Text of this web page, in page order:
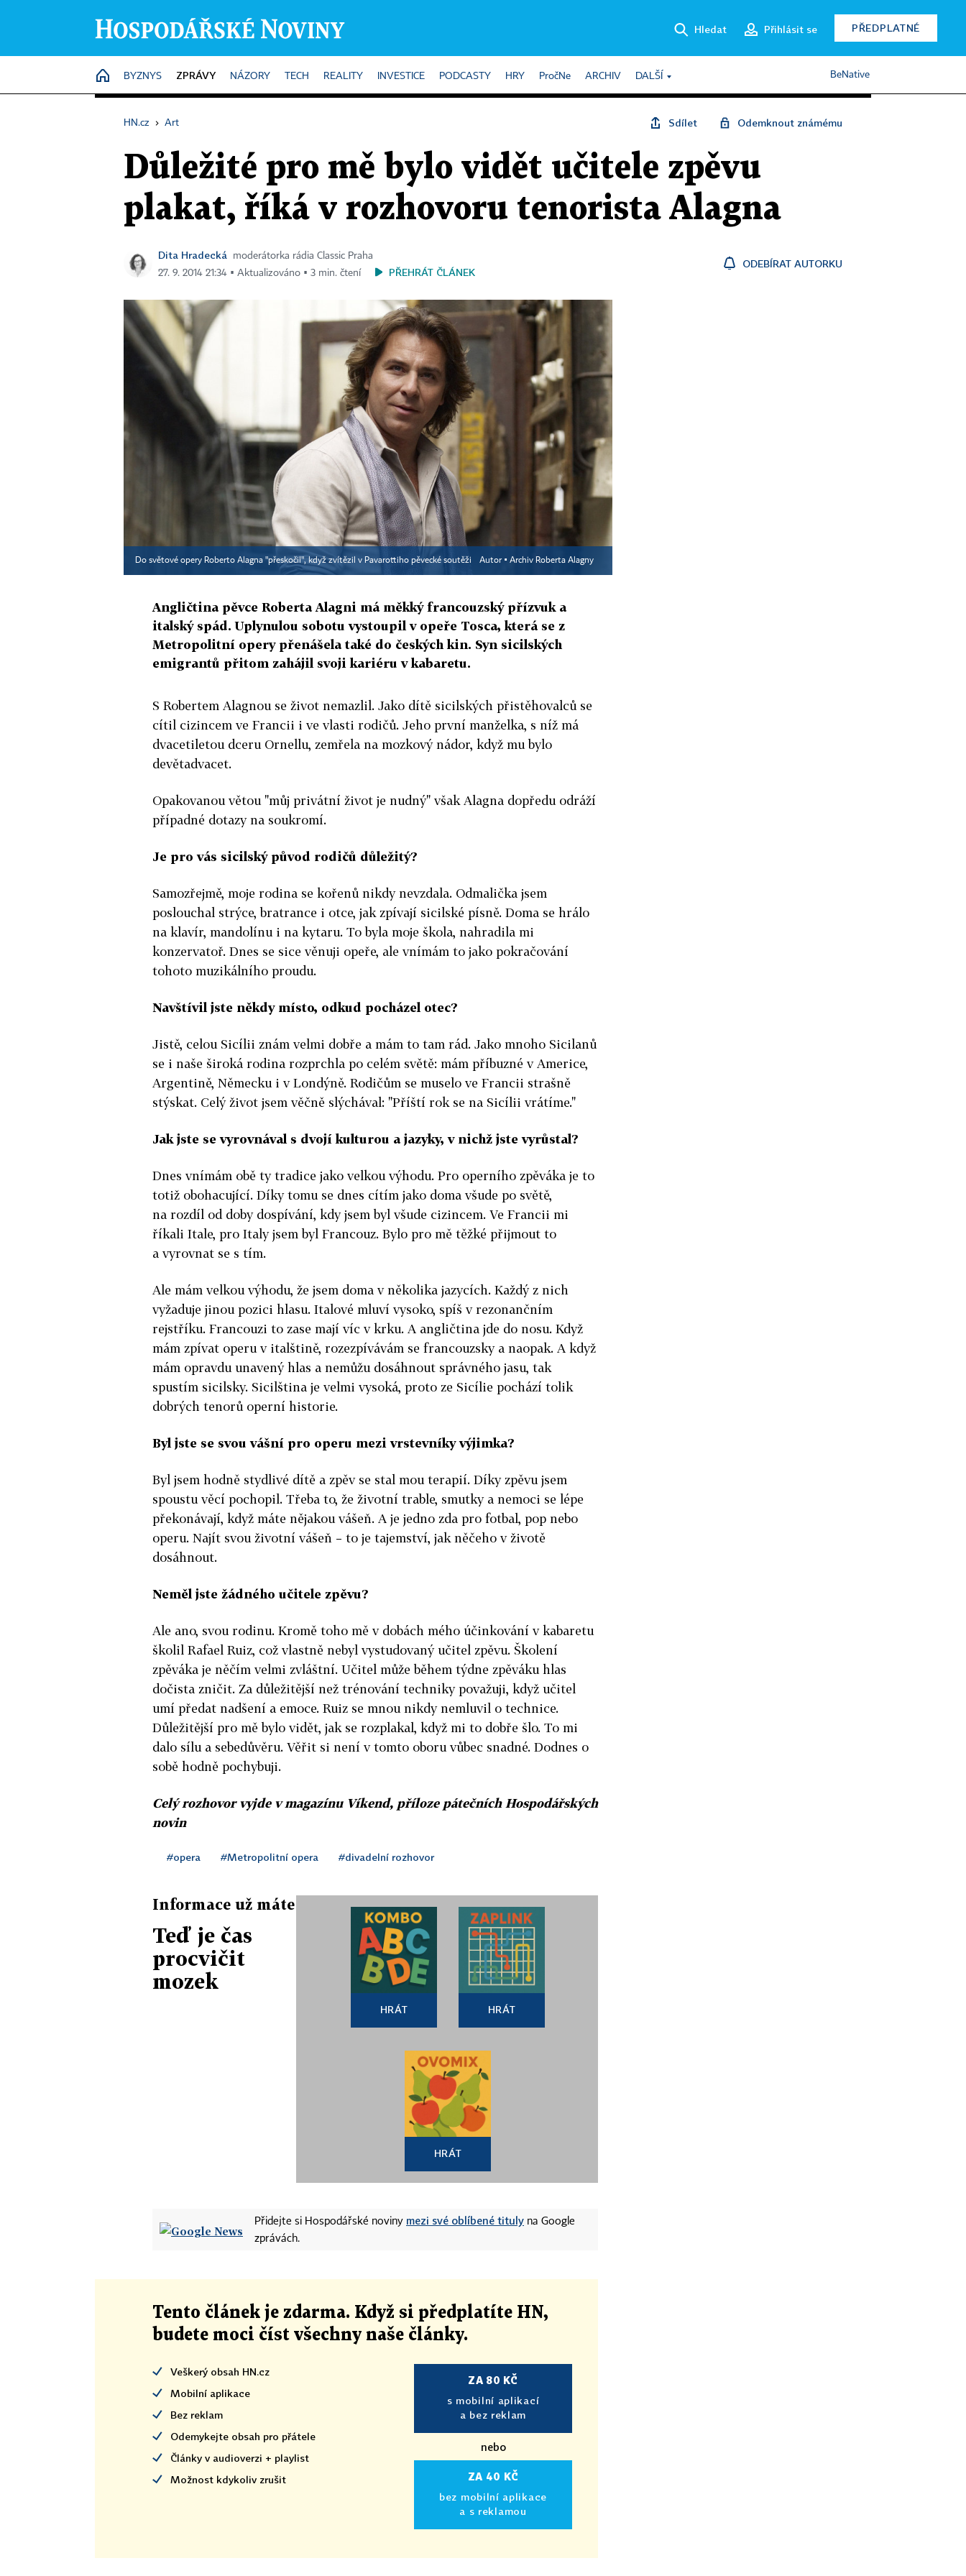
Hledat Přihlásit se PŘEDPLATNÉ
HOME
BYZNYS ZPRÁVY NÁZORY TECH REALITY INVESTICE PODCASTY HRY PročNe ARCHIV DALŠÍ BeNative
HN.cz › Art Sdílet Odemknout známému
Důležité pro mě bylo vidět učitele zpěvu
plakat, říká v rozhovoru tenorista Alagna
Dita Hradecká
moderátorka rádia Classic Praha
27. 9. 2014 21:34 ▪ Aktualizováno ▪ 3 min. čtení
PŘEHRÁT ČLÁNEK
ODEBÍRAT AUTORKU
Do světové opery Roberto Alagna "přeskočil", když zvítězil v Pavarottiho pěvecké soutěži Autor ▪ Archiv Roberta Alagny
Angličtina pěvce Roberta Alagni má měkký francouzský přízvuk a
italský spád. Uplynulou sobotu vystoupil v opeře Tosca, která se z
Metropolitní opery přenášela také do českých kin. Syn sicilských
emigrantů přitom zahájil svoji kariéru v kabaretu.
S Robertem Alagnou se život nemazlil. Jako dítě sicilských přistěhovalců se
cítil cizincem ve Francii i ve vlasti rodičů. Jeho první manželka, s níž má
dvacetiletou dceru Ornellu, zemřela na mozkový nádor, když mu bylo
devětadvacet.
Opakovanou větou "můj privátní život je nudný" však Alagna dopředu odráží
případné dotazy na soukromí.
Je pro vás sicilský původ rodičů důležitý?
Samozřejmě, moje rodina se kořenů nikdy nevzdala. Odmalička jsem
poslouchal strýce, bratrance i otce, jak zpívají sicilské písně. Doma se hrálo
na klavír, mandolínu i na kytaru. To byla moje škola, nahradila mi
konzervatoř. Dnes se sice věnuji opeře, ale vnímám to jako pokračování
tohoto muzikálního proudu.
Navštívil jste někdy místo, odkud pocházel otec?
Jistě, celou Sicílii znám velmi dobře a mám to tam rád. Jako mnoho Sicilanů
se i naše široká rodina rozprchla po celém světě: mám příbuzné v Americe,
Argentině, Německu i v Londýně. Rodičům se muselo ve Francii strašně
stýskat. Celý život jsem věčně slýchával: "Příští rok se na Sicílii vrátíme."
Jak jste se vyrovnával s dvojí kulturou a jazyky, v nichž jste vyrůstal?
Dnes vnímám obě ty tradice jako velkou výhodu. Pro operního zpěváka je to
totiž obohacující. Díky tomu se dnes cítím jako doma všude po světě,
na rozdíl od doby dospívání, kdy jsem byl všude cizincem. Ve Francii mi
říkali Itale, pro Italy jsem byl Francouz. Bylo pro mě těžké přijmout to
a vyrovnat se s tím.
Ale mám velkou výhodu, že jsem doma v několika jazycích. Každý z nich
vyžaduje jinou pozici hlasu. Italové mluví vysoko, spíš v rezonančním
rejstříku. Francouzi to zase mají víc v krku. A angličtina jde do nosu. Když
mám zpívat operu v italštině, rozezpívávám se francouzsky a naopak. A když
mám opravdu unavený hlas a nemůžu dosáhnout správného jasu, tak
spustím sicilsky. Sicilština je velmi vysoká, proto ze Sicílie pochází tolik
dobrých tenorů operní historie.
Byl jste se svou vášní pro operu mezi vrstevníky výjimka?
Byl jsem hodně stydlivé dítě a zpěv se stal mou terapií. Díky zpěvu jsem
spoustu věcí pochopil. Třeba to, že životní trable, smutky a nemoci se lépe
překonávají, když máte nějakou vášeň. A je jedno zda pro fotbal, pop nebo
operu. Najít svou životní vášeň – to je tajemství, jak něčeho v životě
dosáhnout.
Neměl jste žádného učitele zpěvu?
Ale ano, svou rodinu. Kromě toho mě v dobách mého účinkování v kabaretu
školil Rafael Ruiz, což vlastně nebyl vystudovaný učitel zpěvu. Školení
zpěváka je něčím velmi zvláštní. Učitel může během týdne zpěváku hlas
dočista zničit. Za důležitější než trénování techniky považuji, když učitel
umí předat nadšení a emoce. Ruiz se mnou nikdy nemluvil o technice.
Důležitější pro mě bylo vidět, jak se rozplakal, když mi to dobře šlo. To mi
dalo sílu a sebedůvěru. Věřit si není v tomto oboru vůbec snadné. Dodnes o
sobě hodně pochybuji.
Celý rozhovor vyjde v magazínu Víkend, příloze pátečních Hospodářských
novin
#opera #Metropolitní opera #divadelní rozhovor
Informace už máte
Teď je čas
procvičit
mozek
HRÁT HRÁT
HRÁT
Přidejte si Hospodářské noviny mezi své oblíbené tituly na Google
zprávách.
Tento článek je zdarma. Když si předplatíte HN,
budete moci číst všechny naše články.
Veškerý obsah HN.cz
Mobilní aplikace
Bez reklam
Odemykejte obsah pro přátele
Články v audioverzi + playlist
Možnost kdykoliv zrušit
ZA 80 KČ
s mobilní aplikací
a bez reklam
nebo
ZA 40 KČ
bez mobilní aplikace
a s reklamou